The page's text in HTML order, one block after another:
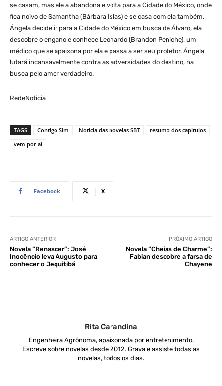
se casam, mas ele a abandona e volta para a Cidade do México, onde
fica noivo de Samantha (Bárbara Islas) e se casa com ela também.
Ángela decide ir para a Cidade do México em busca de Álvaro, ela
descobre o engano e conhece Leonardo (Brandon Peniche), um
médico que se apaixona por ela e passa a ser seu protetor. Ángela
lutará incansavelmente contra as adversidades do destino, na
busca pelo amor verdadeiro.
RedeNoticia
TAGS Contigo Sim Noticia das novelas SBT
resumo dos capítulos
vem por aí
Facebook X
ARTIGO ANTERIOR
Novela “Renascer”: José
Inocêncio leva Augusto para
conhecer o Jequitibá
PRÓXIMO ARTIGO
Novela “Cheias de Charme”:
Fabian descobre a farsa de
Chayene
Rita Carandina
Engenheira Agrônoma, apaixonada por entretenimento.
Escreve sobre novelas desde 2012. Grava e assiste todas as
novelas, todos os dias.